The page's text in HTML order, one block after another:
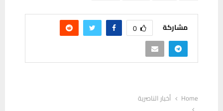
مشاركة 0
Home
أخبار الناصرية